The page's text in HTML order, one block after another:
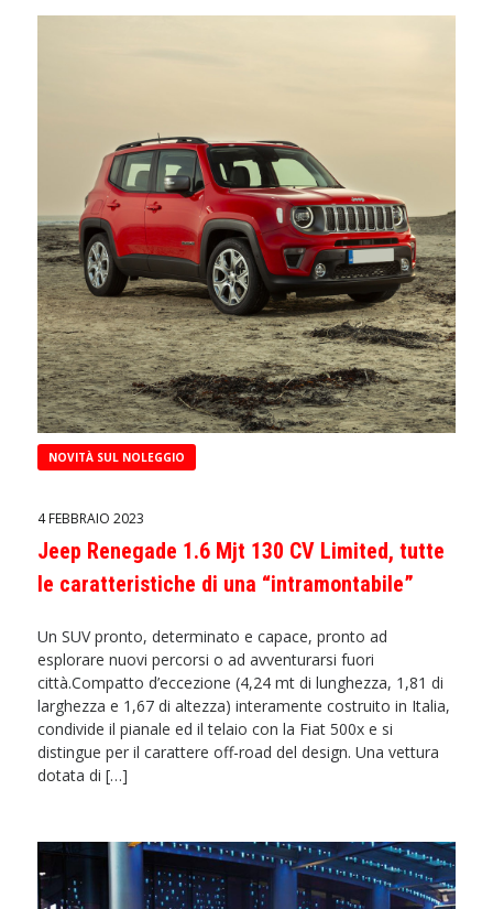
NOVITÀ SUL NOLEGGIO
4 FEBBRAIO 2023
Jeep Renegade 1.6 Mjt 130 CV Limited, tutte
le caratteristiche di una “intramontabile”
Un SUV pronto, determinato e capace, pronto ad
esplorare nuovi percorsi o ad avventurarsi fuori
città.Compatto d’eccezione (4,24 mt di lunghezza, 1,81 di
larghezza e 1,67 di altezza) interamente costruito in Italia,
condivide il pianale ed il telaio con la Fiat 500x e si
distingue per il carattere off-road del design. Una vettura
dotata di […]